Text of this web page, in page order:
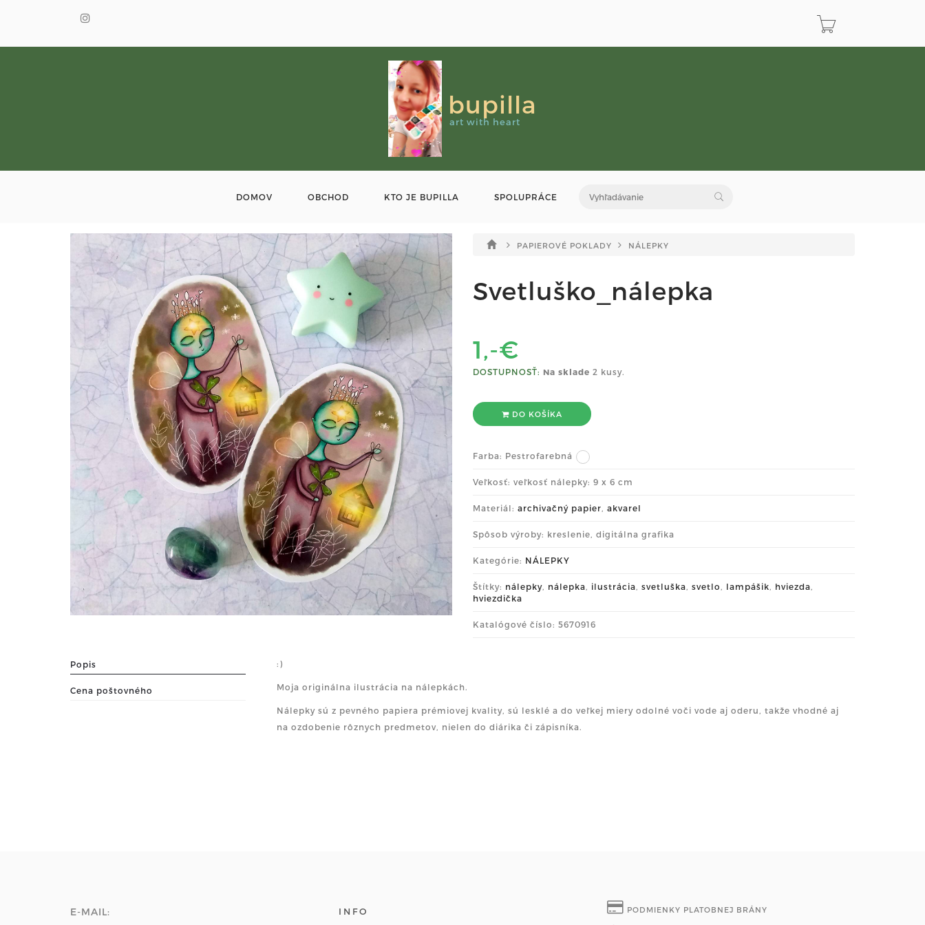
bupilla
art with heart
DOMOV OBCHOD KTO JE BUPILLA SPOLUPRÁCE
PAPIEROVÉ POKLADY NÁLEPKY
Svetluško_nálepka
1,-€
DOSTUPNOSŤ: Na sklade 2 kusy.
DO KOŠÍKA
Farba: Pestrofarebná
Veľkosť: veľkosť nálepky: 9 x 6 cm
Materiál: archivačný papier, akvarel
Spôsob výroby: kreslenie, digitálna grafika
Kategórie: NÁLEPKY
Štítky: nálepky, nálepka, ilustrácia, svetluška, svetlo , lampášik, hviezda,
hviezdička
Katalógové číslo: 5670916
Popis
Cena poštovného
:)
Moja originálna ilustrácia na nálepkách.
Nálepky sú z pevného papiera prémiovej kvality, sú lesklé a do veľkej miery odolné voči vode aj oderu, takže vhodné aj
na ozdobenie rôznych predmetov, nielen do diárika či zápisníka.
E-MAIL: INFO PODMIENKY PLATOBNEJ BRÁNY